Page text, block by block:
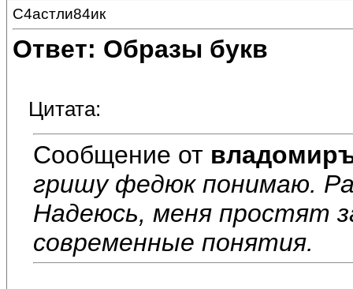
С4астли84ик
Ответ: Образы букв
Цитата:
Сообщение от
гришу федюк понимаю.
Надеюсь, меня простят
современные понятия.